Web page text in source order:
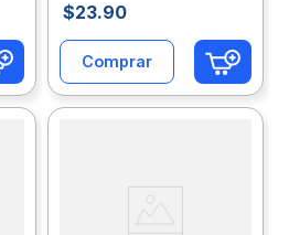
$23.90
Comprar